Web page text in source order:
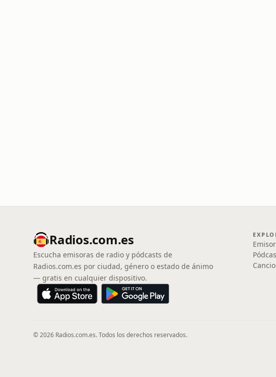
Radios.com.es
Escucha emisoras de radio y pódcasts de
Radios.com.es por ciudad, género o estado de ánimo
— gratis en cualquier dispositivo.
© 2026 Radios.com.es. Todos los derechos reservados.